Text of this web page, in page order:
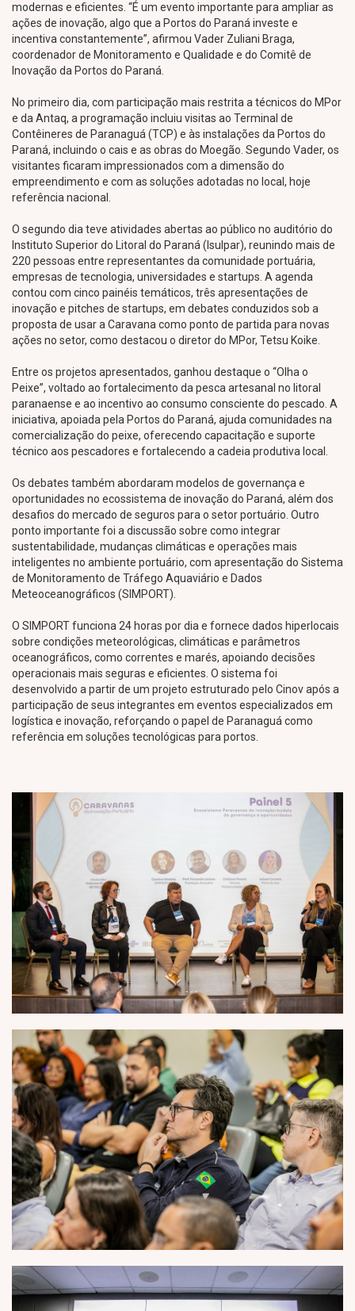
modernas e eficientes. “É um evento importante para ampliar as
ações de inovação, algo que a Portos do Paraná investe e
incentiva constantemente”, afirmou Vader Zuliani Braga,
coordenador de Monitoramento e Qualidade e do Comitê de
Inovação da Portos do Paraná.
No primeiro dia, com participação mais restrita a técnicos do MPor
e da Antaq, a programação incluiu visitas ao Terminal de
Contêineres de Paranaguá (TCP) e às instalações da Portos do
Paraná, incluindo o cais e as obras do Moegão. Segundo Vader, os
visitantes ficaram impressionados com a dimensão do
empreendimento e com as soluções adotadas no local, hoje
referência nacional.
O segundo dia teve atividades abertas ao público no auditório do
Instituto Superior do Litoral do Paraná (Isulpar), reunindo mais de
220 pessoas entre representantes da comunidade portuária,
empresas de tecnologia, universidades e startups. A agenda
contou com cinco painéis temáticos, três apresentações de
inovação e pitches de startups, em debates conduzidos sob a
proposta de usar a Caravana como ponto de partida para novas
ações no setor, como destacou o diretor do MPor, Tetsu Koike.
Entre os projetos apresentados, ganhou destaque o “Olha o
Peixe”, voltado ao fortalecimento da pesca artesanal no litoral
paranaense e ao incentivo ao consumo consciente do pescado. A
iniciativa, apoiada pela Portos do Paraná, ajuda comunidades na
comercialização do peixe, oferecendo capacitação e suporte
técnico aos pescadores e fortalecendo a cadeia produtiva local.
Os debates também abordaram modelos de governança e
oportunidades no ecossistema de inovação do Paraná, além dos
desafios do mercado de seguros para o setor portuário. Outro
ponto importante foi a discussão sobre como integrar
sustentabilidade, mudanças climáticas e operações mais
inteligentes no ambiente portuário, com apresentação do Sistema
de Monitoramento de Tráfego Aquaviário e Dados
Meteoceanográficos (SIMPORT).
O SIMPORT funciona 24 horas por dia e fornece dados hiperlocais
sobre condições meteorológicas, climáticas e parâmetros
oceanográficos, como correntes e marés, apoiando decisões
operacionais mais seguras e eficientes. O sistema foi
desenvolvido a partir de um projeto estruturado pelo Cinov após a
participação de seus integrantes em eventos especializados em
logística e inovação, reforçando o papel de Paranaguá como
referência em soluções tecnológicas para portos.